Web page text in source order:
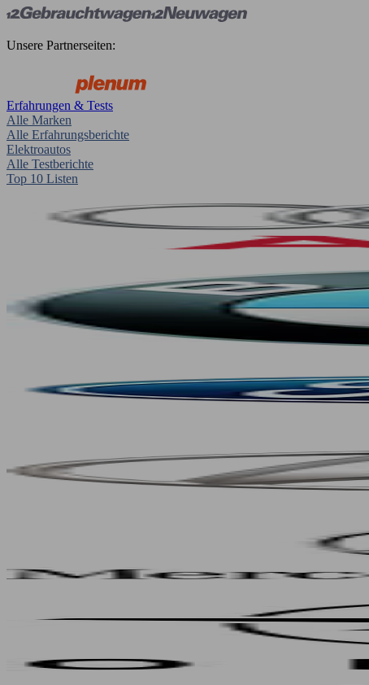
Unsere Partnerseiten:
Erfahrungen & Tests
Alle Marken
Alle Erfahrungsberichte
Elektroautos
Alle Testberichte
Top 10 Listen